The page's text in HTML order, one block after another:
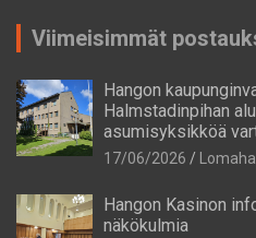
Viimeisimmät
Hangon
Halmstadinpihan
asumisyksikköä
17/06/2026
Hangon Kasinon
näkökulmia